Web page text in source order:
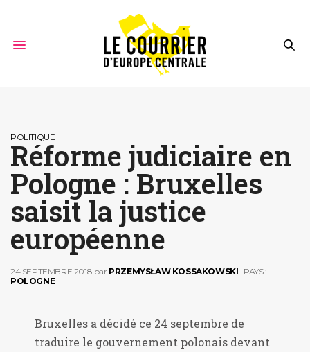
POLITIQUE
Réforme judiciaire en
Pologne : Bruxelles
saisit la justice
européenne
24 SEPTEMBRE 2018 par PRZEMYSŁAW KOSSAKOWSKI | PAYS :
POLOGNE
Bruxelles a décidé ce 24 septembre de
traduire le gouvernement polonais devant